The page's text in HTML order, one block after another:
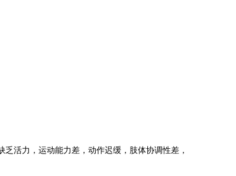
活力，运动能力差，动作迟缓，肢体协调性差，